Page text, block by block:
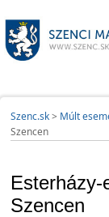
Szenc.sk> Múlt
Szencen
Esterházy-
Szencen